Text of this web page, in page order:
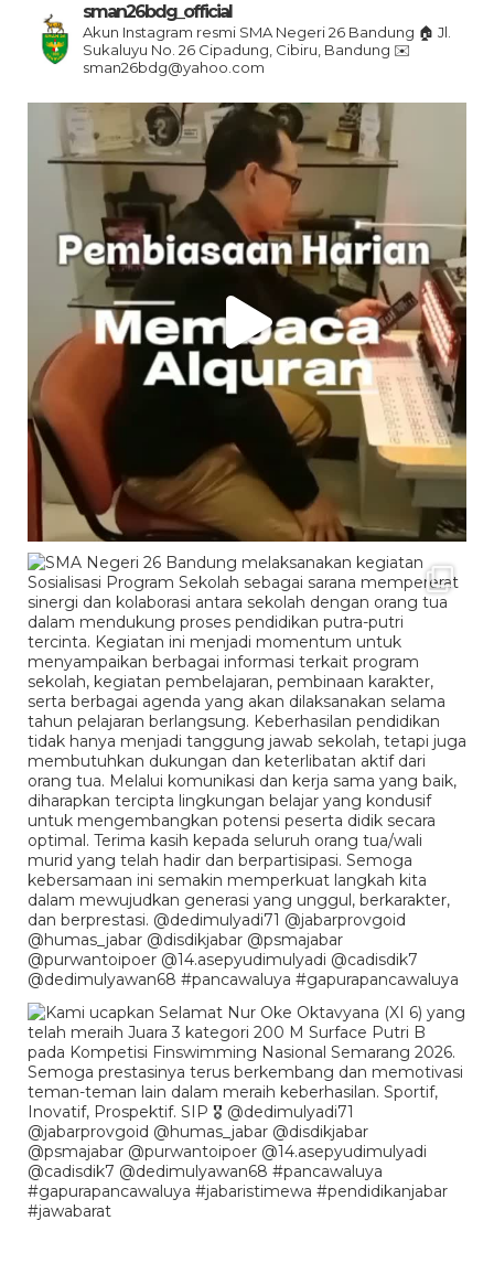
sman26bdg_official
Akun Instagram resmi SMA Negeri 26 Bandung 🏠 Jl.
Sukaluyu No. 26 Cipadung, Cibiru, Bandung ✉️
sman26bdg@yahoo.com